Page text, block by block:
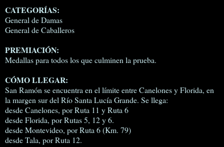
CATEGORÍAS:
General de Damas
General de Caballeros
PREMIACIÓN:
Medallas para todos los que culminen la prueba.
CÓMO LLEGAR:
San Ramón se encuentra en el límite entre Canelones y Florida, en
la margen sur del Río Santa Lucía Grande. Se llega:
desde Canelones, por Ruta 11 y Ruta 6
desde Florida, por Rutas 5, 12 y 6.
desde Montevideo, por Ruta 6 (Km. 79)
desde Tala, por Ruta 12.